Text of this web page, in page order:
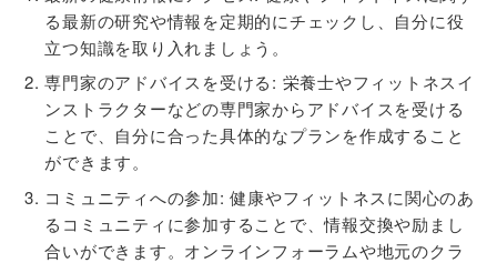
る最新の研究や情報を定期的にチェックし、自分に役
立つ知識を取り入れましょう。
専門家のアドバイスを受ける: 栄養士やフィットネスイ
ンストラクターなどの専門家からアドバイスを受ける
ことで、自分に合った具体的なプランを作成すること
ができます。
コミュニティへの参加: 健康やフィットネスに関心のあ
るコミュニティに参加することで、情報交換や励まし
合いができます。オンラインフォーラムや地元のクラ